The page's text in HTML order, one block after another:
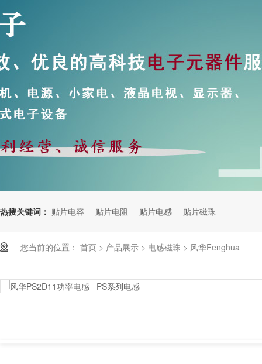
热搜关键词： 贴片电容 贴片电阻 贴片电感 贴片磁珠
您当前的位置： 首页 > 产品展示 > 电感磁珠 > 风华Fenghua